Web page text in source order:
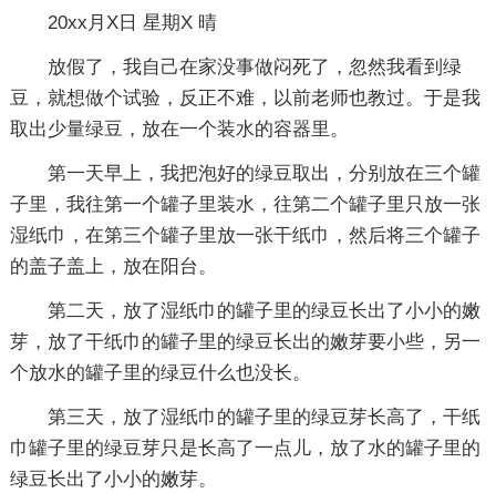
20xx月X日 星期X 晴
放假了，我自己在家没事做闷死了，忽然我看到绿
豆，就想做个试验，反正不难，以前老师也教过。于是我
取出少量绿豆，放在一个装水的容器里。
第一天早上，我把泡好的绿豆取出，分别放在三个罐
子里，我往第一个罐子里装水，往第二个罐子里只放一张
湿纸巾，在第三个罐子里放一张干纸巾，然后将三个罐子
的盖子盖上，放在阳台。
第二天，放了湿纸巾的罐子里的绿豆长出了小小的嫩
芽，放了干纸巾的罐子里的绿豆长出的嫩芽要小些，另一
个放水的罐子里的绿豆什么也没长。
第三天，放了湿纸巾的罐子里的绿豆芽长高了，干纸
巾罐子里的绿豆芽只是长高了一点儿，放了水的罐子里的
绿豆长出了小小的嫩芽。